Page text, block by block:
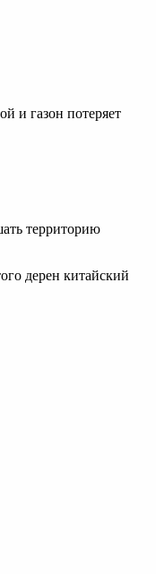
и газон потеряет
территорию
дерен китайский